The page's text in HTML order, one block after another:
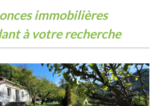
à votre recherche